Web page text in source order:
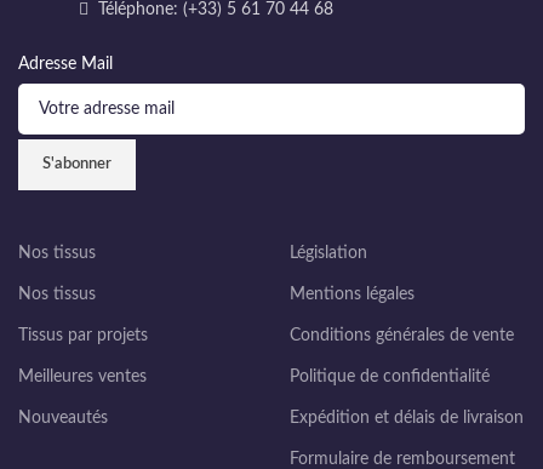
Téléphone: (+33) 5 61 70 44 68
Adresse Mail
Nos tissus
Nos tissus
Tissus par projets
Meilleures ventes
Nouveautés
Législation
Mentions légales
Conditions générales de vente
Politique de confidentialité
Expédition et délais de livraison
Formulaire de remboursement